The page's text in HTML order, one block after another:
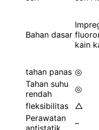
Bahan dasar
kain
tahan panas ◎
Tahan suhu
rendah
◎
fleksibilitas
△
Perawatan
antistatik
–